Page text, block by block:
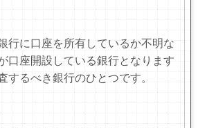
行に口座を所有しているか不明な
口座開設している銀行となります
するべき銀行のひとつです。